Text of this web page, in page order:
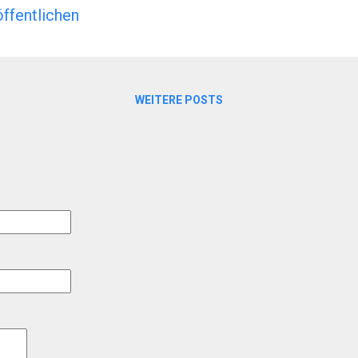
Artikel erhalten Sie nicht nur einen
WEITERE POSTS